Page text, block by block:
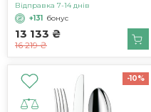
13 133 ₴
16 219 ₴
Відправка 7-14 днів
+131 бонус
-10%